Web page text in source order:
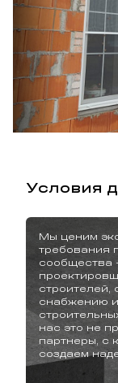
Условия
Мы ценим
требования
сообщества
строителей,
снабжению
нас это не
партнеры, с
создаем